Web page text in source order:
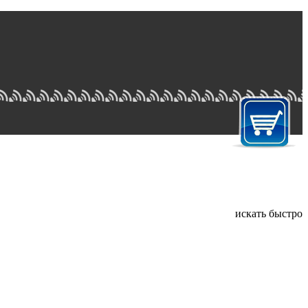
искать быстро